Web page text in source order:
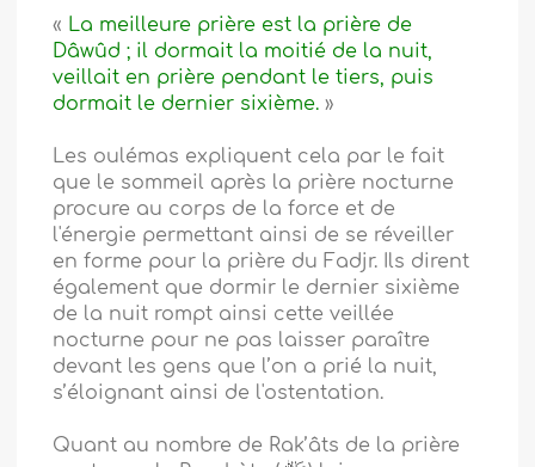
« La meilleure prière est la prière de
Dâwûd ; il dormait la moitié de la nuit,
veillait en prière pendant le tiers, puis
dormait le dernier sixième. »
Les oulémas expliquent cela par le fait
que le sommeil après la prière nocturne
procure au corps de la force et de
l'énergie permettant ainsi de se réveiller
en forme pour la prière du Fadjr. Ils dirent
également que dormir le dernier sixième
de la nuit rompt ainsi cette veillée
nocturne pour ne pas laisser paraître
devant les gens que l’on a prié la nuit,
s’éloignant ainsi de l'ostentation.
Quant au nombre de Rak’âts de la prière